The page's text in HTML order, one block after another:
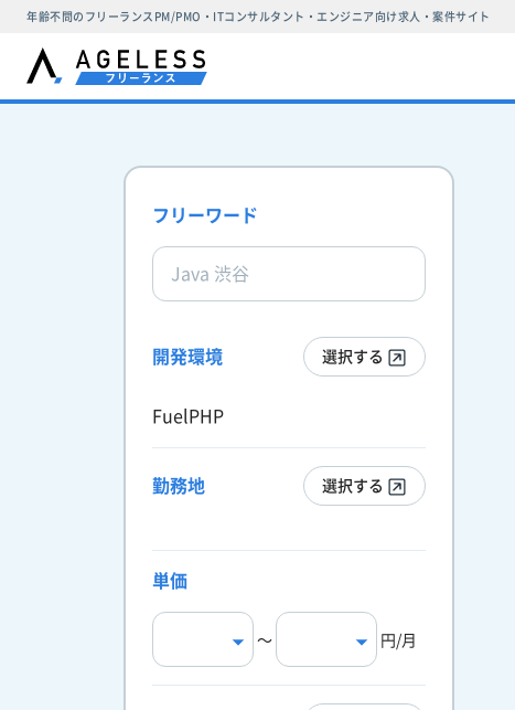
年齢不問のフリーランスPM/PMO・ITコンサルタント・エンジニア向け求人・案件サイト
フリーワード
開発環境 選択する
FuelPHP
勤務地 選択する
単価
〜 円/月